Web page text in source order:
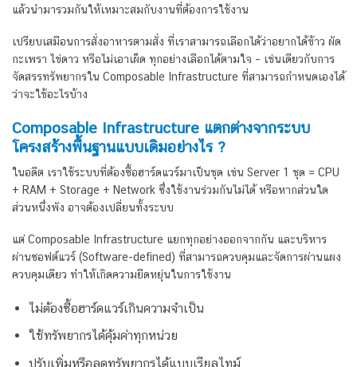
แล้วนำมารวมกันให้เหมาะสมกับงานที่ต้องการใช้งาน
เปรียบเสมือนการสั่งอาหารตามสั่ง ที่เราสามารถเลือกได้ว่าอยากได้ข้าว ผัด
กะเพรา ไข่ดาว หรือไม่เอาเผ็ด ทุกอย่างเลือกได้ตามใจ – เช่นเดียวกับการ
จัดสรรทรัพยากรใน Composable Infrastructure ที่สามารถกำหนดเองได้
ว่าจะใช้อะไรบ้าง
Composable Infrastructure แตกต่างจากระบบ
โครงสร้างพื้นฐานแบบเดิมอย่างไร ?
ในอดีต เราใช้ระบบที่ต้องซื้อฮาร์ดแวร์มาเป็นชุด เช่น Server 1 ชุด = CPU
+ RAM + Storage + Network ซึ่งใช้งานร่วมกันไม่ได้ หรือหากส่วนใด
ส่วนหนึ่งพัง อาจต้องเปลี่ยนทั้งระบบ
แต่ Composable Infrastructure แยกทุกอย่างออกจากกัน และบริหาร
ผ่านซอฟต์แวร์ (Software-defined) ที่สามารถควบคุมและจัดการผ่านแผง
ควบคุมเดียว ทำให้เกิดความยืดหยุ่นในการใช้งาน
ไม่ต้องซื้อฮาร์ดแวร์เกินความจำเป็น
ใช้ทรัพยากรได้คุ้มค่าทุกหน่วย
ปรับเพิ่มหรือลดทรัพยากรได้แบบเรียลไทม์